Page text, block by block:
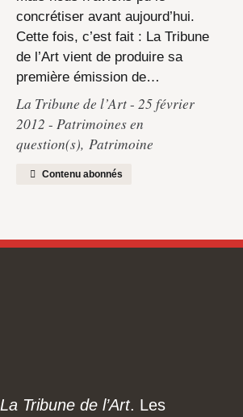
concrétiser avant aujourd’hui.
Cette fois, c’est fait : La Tribune
de l’Art vient de produire sa
première émission de…
La Tribune de l’Art 25 février
2012
Patrimoines en
question(s),Patrimoine
Contenu abonnés
La Tribune de l’Art. Les